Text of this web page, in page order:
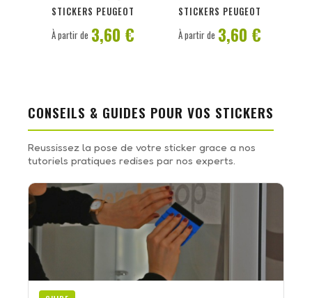
STICKERS PEUGEOT
À partir de 3,60 €
STICKERS PEUGEOT
À partir de 3,60 €
CONSEILS & GUIDES POUR VOS STICKERS
Reussissez la pose de votre sticker grace a nos
tutoriels pratiques redises par nos experts.